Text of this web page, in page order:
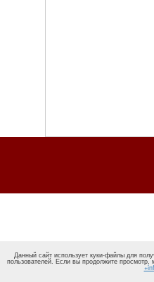
Данный сайт использует куки-файлы для
пользователей. Если вы продолжите